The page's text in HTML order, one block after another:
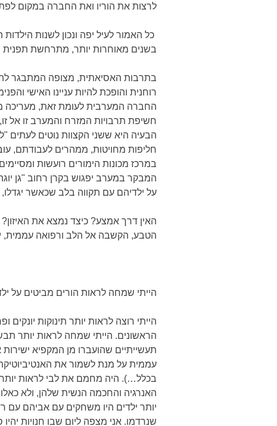
לרצות את הוריו ואת החברה במקום
כל האמור לעיל יפה ונכון לשנות הילדות
בשנים מאוחרות יותר, מתרחשת תפנית
בתרבות האסיאתית, מצופה המתבגר
רוחנית והופכת להיות עניינו האישי
החברה המערבית לעומת זאת, מעריכה מאד
חשיפת תרבויות המזרח והמערב זו אל
הבעיה היא ששני הקצוות נוטים
חליפות מחויטות, ממהרים לעבודתם,
במרכז מכונות הימורים רועשות
המבקר במערב יפגוש בקרן רחוב "גן
על ילדיהם עם תקווה בלב שכאשר יגדלו,
האין דרך אמצע? כיצד נמצא את
הטבע, הקשבה אל הלב ורפואה עממית,
הייתי שמחה לראות הורים מביטים על
הייתי רוצה לראות יותר תינוקות
הראשונים. הייתי שמחה לראות יותר
תעשייתיים שהועברו מן המקפיא
עממית על מנת לשמור את האנטיביוטיקה
בכלל…). היה מחמם את לבי לראות
האנרגיה והחכמה הנשית שלהן, ולא
יותר ילדים היו משחקים עם אביהם
שנרדמו. אני מצפה ליום שבו חנויות